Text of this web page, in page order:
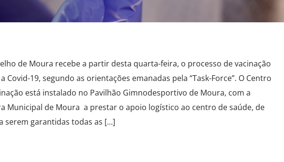
de Moura recebe a partir desta quarta-feira, o processo de vacinação
Covid-19, segundo as orientações emanadas pela “Task-Force”. O Centro
está instalado no Pavilhão Gimnodesportivo de Moura, com a
Municipal de Moura a prestar o apoio logístico ao centro de saúde, de
serem garantidas todas as […]